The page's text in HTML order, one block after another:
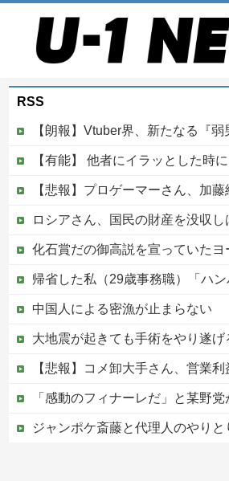
RSS
【朗報】Vtuber界、新たなる『弱男の姫』が爆
【有能】 他者にイラッとした時に『これ』思うと最強
【悲報】プロゲーマーさん、加藤純一信者を怒らせてしまっ
ロシアさん、国民の財産を没収
化石賞だの御高説を宣っていたヨーロッパ、自分が猛暑に襲われると為す
帰省した私（29歳事務職）「ハンバーグ食べたい」→オカン「ハンバーグに唐揚げサラダと手作りコーンスープ添えたで！」なぜ実家の母親は子供
中国人による密漁が止まらない
大地震が起きても手術をやり遂げる日本の医療チー
【悲報】コメ卸大手さん、営業利益83％減 高値で買い込ん
「感動のフィナーレだ」と某野党が達成した偉業に称賛の声が殺到、なんかヒー
ジャンポケ斎藤と代理人のやりとり、「地獄すぎて完全にコントにな